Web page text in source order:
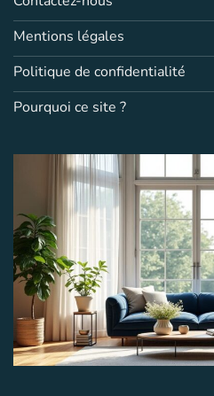
Mentions légales
Politique de confidentialité
Pourquoi ce site ?